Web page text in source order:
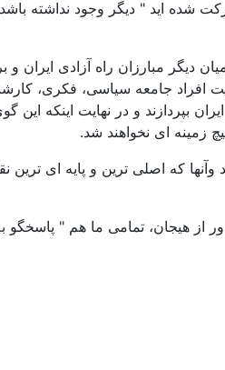
شده اید " دیگر وجود نداشته
دیگر مبارزان راه آزادی
جامعه سیاسی، فکری،
بپردازند و در نهایت اینکه این
زمینه ای نخواهند شد.
که اصلی ترین و پایه ای ترین
هیجان، تمامی ما هم " پاسخگو